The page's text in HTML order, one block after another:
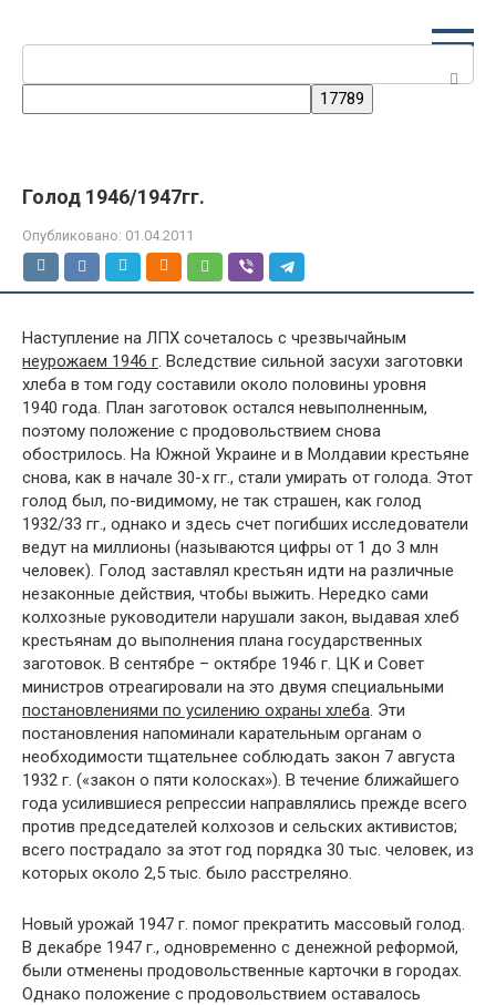
Голод 1946/1947гг.
Опубликовано: 01.04.2011
Наступление на ЛПХ сочеталось с чрезвычайным
неурожаем 1946 г. Вследствие сильной засухи заготовки
хлеба в том году составили около половины уровня
1940 года. План заготовок остался невыполненным,
поэтому положение с продовольствием снова
обострилось. На Южной Украине и в Молдавии крестьяне
снова, как в начале 30-х гг., стали умирать от голода. Этот
голод был, по-видимому, не так страшен, как голод
1932/33 гг., однако и здесь счет погибших исследователи
ведут на миллионы (называются цифры от 1 до 3 млн
человек). Голод заставлял крестьян идти на различные
незаконные действия, чтобы выжить. Нередко сами
колхозные руководители нарушали закон, выдавая хлеб
крестьянам до выполнения плана государственных
заготовок. В сентябре – октябре 1946 г. ЦК и Совет
министров отреагировали на это двумя специальными
постановлениями по усилению охраны хлеба. Эти
постановления напоминали карательным органам о
необходимости тщательнее соблюдать закон 7 августа
1932 г. («закон о пяти колосках»). В течение ближайшего
года усилившиеся репрессии направлялись прежде всего
против председателей колхозов и сельских активистов;
всего пострадало за этот год порядка 30 тыс. человек, из
которых около 2,5 тыс. было расстреляно.
Новый урожай 1947 г. помог прекратить массовый голод.
В декабре 1947 г., одновременно с денежной реформой,
были отменены продовольственные карточки в городах.
Однако положение с продовольствием оставалось